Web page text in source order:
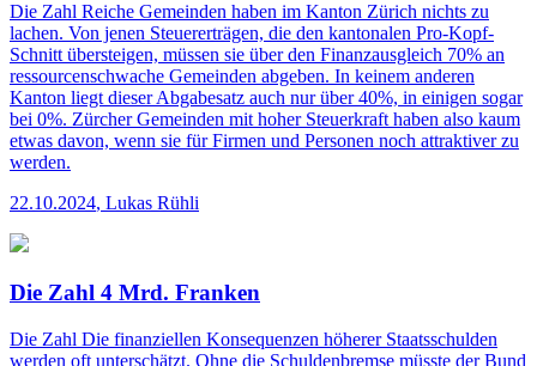
Die Zahl Reiche Gemeinden haben im Kanton Zürich nichts zu
lachen. Von jenen Steuererträgen, die den kantonalen Pro-Kopf-
Schnitt übersteigen, müssen sie über den Finanzausgleich 70% an
ressourcen­schwache Gemeinden abgeben. In keinem anderen
Kanton liegt dieser Abgabesatz auch nur über 40%, in einigen sogar
bei 0%. Zürcher Gemeinden mit hoher Steuerkraft haben also kaum
etwas davon, wenn sie für Firmen und Personen noch attraktiver zu
werden.
22.10.2024, Lukas Rühli
Die Zahl 4 Mrd. Franken
Die Zahl Die finanziellen Konsequenzen höherer Staatsschulden
werden oft unterschätzt. Ohne die Schuldenbremse müsste der Bund